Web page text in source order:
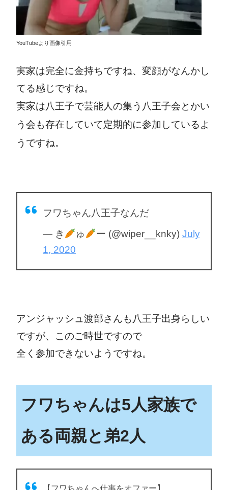
YouTubeより画像引用
実家は完全に金持ちですね、変顔がなんかし
てる感じですね。
実家は八王子で芸能人の集う八王子会とかい
う会も存在していて定期的に参加しているよ
うですね。
フワちゃん八王子なんだ
— き
ゅ ー (@wiper__knky) July
1, 2020
アンジャッシュ渡部さんも八王子出身らしい
ですが、このご時世ですので
全く参加できないようですね。
フワちゃんは5人家族で
ある両親と弟2人
【フワちゃんへ仕事をオファー】